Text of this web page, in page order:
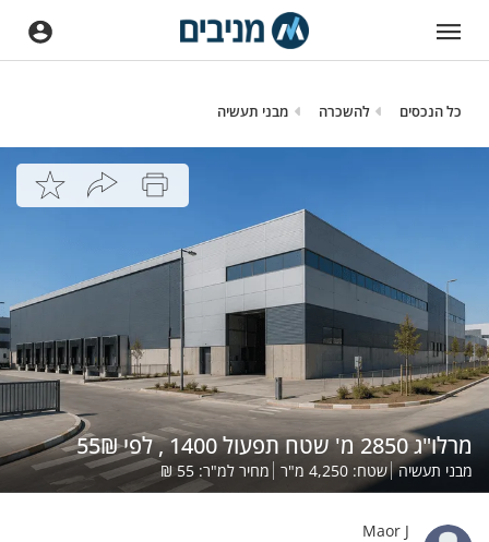
כל הנכסים להשכרה מבני תעשיה
מרלו"ג 2850 מ' שטח תפעול 1400 , לפי 55₪
מבני תעשיה שטח: 4,250 מ"ר מחיר למ"ר: 55
₪
Maor J